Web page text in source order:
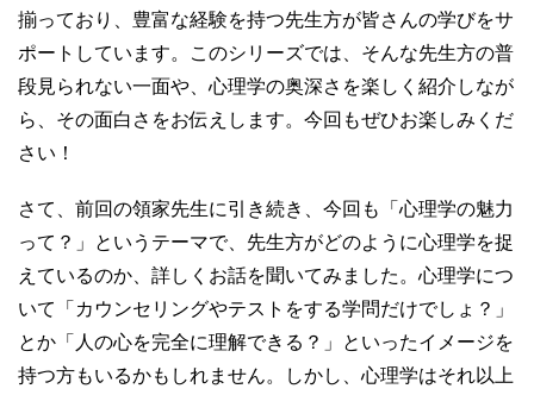
揃っており、豊富な経験を持つ先生方が皆さんの学びをサ
ポートしています。このシリーズでは、そんな先生方の普
段見られない一面や、心理学の奥深さを楽しく紹介しなが
ら、その面白さをお伝えします。今回もぜひお楽しみくだ
さい！
さて、前回の領家先生に引き続き、今回も「心理学の魅力
って？」というテーマで、先生方がどのように心理学を捉
えているのか、詳しくお話を聞いてみました。心理学につ
いて「カウンセリングやテストをする学問だけでしょ？」
とか「人の心を完全に理解できる？」といったイメージを
持つ方もいるかもしれません。しかし、心理学はそれ以上